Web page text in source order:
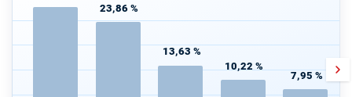
23,86 %
13,63 %
10,22 %
7,95 %